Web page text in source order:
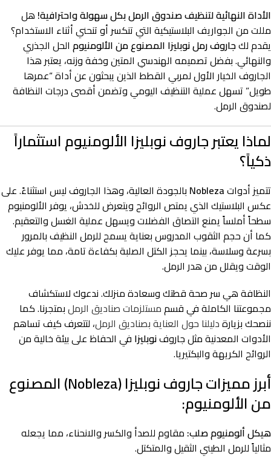
الأداة النهائية لتنظيف صندوق الرمل بكل سهولة واحترافية! هل
مللت من الجواريف البلاستيكية التي تنكسر أو تنحني أثناء الاستخدام؟
يقدم لكجاروف رمل نوبليزا المصنوع من الألومنيوم الحل الجذري
والنهائي. بفضل تصميمه الهندسي المتين وخفة وزنه، يعتبر هذا
الجاروف الخيار الأول لمربي القطط الذين يبحثون عن أداة “عمرها
طويل” تسهل عملية التنظيف اليومي وتضمن أقصى درجات النظافة
لصندوق الرمل.
لماذا يعتبر جاروف نوبليزا الألومنيوم استثماراً
ذكياً؟
تتميز أدواتNobleza بالجودة العالية، وهذا الجاروف ليس استثناءً. على
عكس البلاستيك الذي يمتص الروائح ويتعرض للخدش، يوفر الألومنيوم
سطحاً أملساً يمنع التصاق الفضلات ويسهل عملية الغسل والتعقيم.
كما أن حجم الثقوب المدروس بعناية يسمح للرمل النظيف بالمرور
بسرعة وسلاسة، بينما يحجز الكتل الصلبة بكفاءة تامة، مما يوفر عليك
الوقت ويقلل من هدر الرمل.
النظافة هي سر صحة قطتك وسعادة منزلك. ندعوك لاستكشاف
مجموعتنا الكاملة في قسممستلزمات صناديق الرملبمتجرنا. كما
ننصحك بزيارةدليلنا حول العناية بصناديق الرمل، لتتعرف كيف تساهم
الأدوات المعدنية مثل جاروفنوبليزا في الحفاظ على بيئة خالية من
الروائح الكريهة والبكتيريا.
أبرز مميزات جاروف نوبليزا (Nobleza) المصنوع
من الألومنيوم:
هيكل ألومنيوم صلب: مقاوم للصدأ والكسر والانحناء، مما يجعله
مثالياً للرمل الطيني الثقيل والمتكتل.